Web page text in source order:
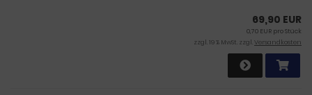
69,90 EUR
0,70 EUR pro Stück
zzgl. 19 % MwSt. zzgl.Versandkosten